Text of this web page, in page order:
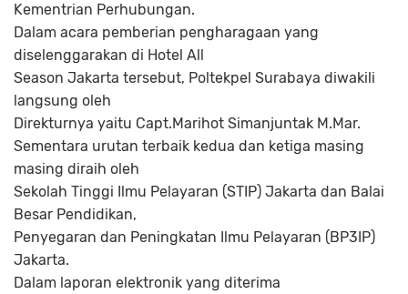
Kementrian Perhubungan.
Dalam acara pemberian pengharagaan yang
diselenggarakan di Hotel All
Season Jakarta tersebut, Poltekpel Surabaya diwakili
langsung oleh
Direkturnya yaitu Capt.Marihot Simanjuntak M.Mar.
Sementara urutan terbaik kedua dan ketiga masing
masing diraih oleh
Sekolah Tinggi Ilmu Pelayaran (STIP) Jakarta dan Balai
Besar Pendidikan,
Penyegaran dan Peningkatan Ilmu Pelayaran (BP3IP)
Jakarta.
Dalam laporan elektronik yang diterima